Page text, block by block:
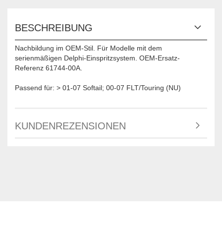
BESCHREIBUNG
Nachbildung im OEM-Stil. Für Modelle mit dem
serienmäßigen Delphi-Einspritzsystem. OEM-Ersatz-
Referenz 61744-00A.
Passend für: > 01-07 Softail; 00-07 FLT/Touring (NU)
KUNDENREZENSIONEN